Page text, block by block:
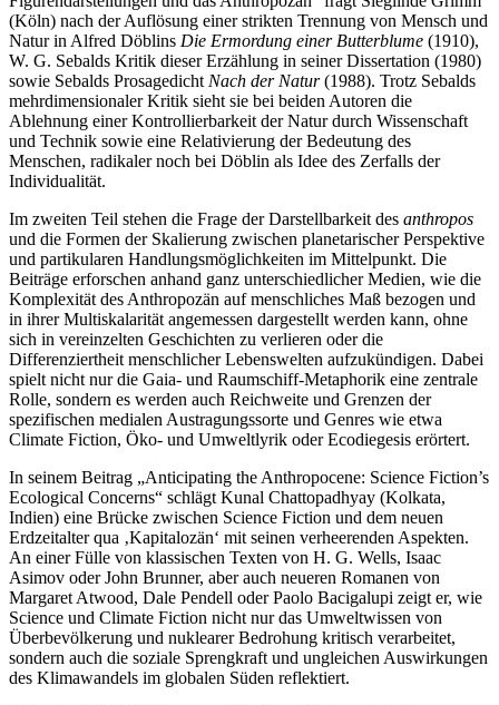
Natur in Alfred DöblinsDie Ermordung einer Butterblume(1910),
W. G. Sebalds Kritik dieser Erzählung in seiner Dissertation (1980)
sowie Sebalds ProsagedichtNach der Natur(1988). Trotz Sebalds
mehrdimensionaler Kritik sieht sie bei beiden Autoren die
Ablehnung einer Kontrollierbarkeit der Natur durch Wissenschaft
und Technik sowie eine Relativierung der Bedeutung des
Menschen, radikaler noch bei Döblin als Idee des Zerfalls der
Individualität.
und die Formen der Skalierung zwischen planetarischer Perspektive
und partikularen Handlungsmöglichkeiten im Mittelpunkt. Die
Beiträge erforschen anhand ganz unterschiedlicher Medien, wie die
Komplexität des Anthropozän auf menschliches Maß bezogen und
in ihrer Multiskalarität angemessen dargestellt werden kann, ohne
sich in vereinzelten Geschichten zu verlieren oder die
Differenziertheit menschlicher Lebenswelten aufzukündigen. Dabei
spielt nicht nur die Gaia- und Raumschiff-Metaphorik eine zentrale
Rolle, sondern es werden auch Reichweite und Grenzen der
spezifischen medialen Austragungssorte und Genres wie etwa
Climate Fiction, Öko- und Umweltlyrik oder Ecodiegesis erörtert.
Ecological Concerns“ schlägt Kunal Chattopadhyay (Kolkata,
Indien) eine Brücke zwischen Science Fiction und dem neuen
Erdzeitalter qua ‚Kapitalozän‘ mit seinen verheerenden Aspekten.
An einer Fülle von klassischen Texten von H. G. Wells, Isaac
Asimov oder John Brunner, aber auch neueren Romanen von
Margaret Atwood, Dale Pendell oder Paolo Bacigalupi zeigt er, wie
Science und Climate Fiction nicht nur das Umweltwissen von
Überbevölkerung und nuklearer Bedrohung kritisch verarbeitet,
sondern auch die soziale Sprengkraft und ungleichen Auswirkungen
des Klimawandels im globalen Süden reflektiert.